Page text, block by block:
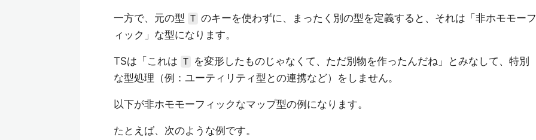
一方で、元の型 T のキーを使わずに、まったく別の型を定義すると、それは「非ホモモーフ
ィック」な型になります。
TSは「これは T
を変形したものじゃなくて、ただ別物を作ったんだね」とみなして、特別
な型処理（例：ユーティリティ型との連携など）をしません。
以下が非ホモモーフィックなマップ型の例になります。
たとえば、次のような例です。